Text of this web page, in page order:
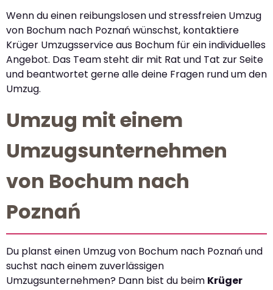
Wenn du einen reibungslosen und stressfreien Umzug
von Bochum nach Poznań wünschst, kontaktiere
Krüger Umzugsservice aus Bochum für ein individuelles
Angebot. Das Team steht dir mit Rat und Tat zur Seite
und beantwortet gerne alle deine Fragen rund um den
Umzug.
Umzug mit einem
Umzugsunternehmen
von Bochum nach
Poznań
Du planst einen Umzug von Bochum nach Poznań und
suchst nach einem zuverlässigen
Umzugsunternehmen? Dann bist du beim Krüger